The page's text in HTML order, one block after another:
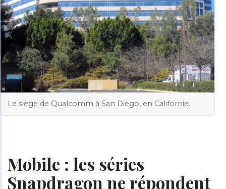
Le siège de Qualcomm à San Diego, en Californie.
Mobile : les séries
Snapdragon ne répondent